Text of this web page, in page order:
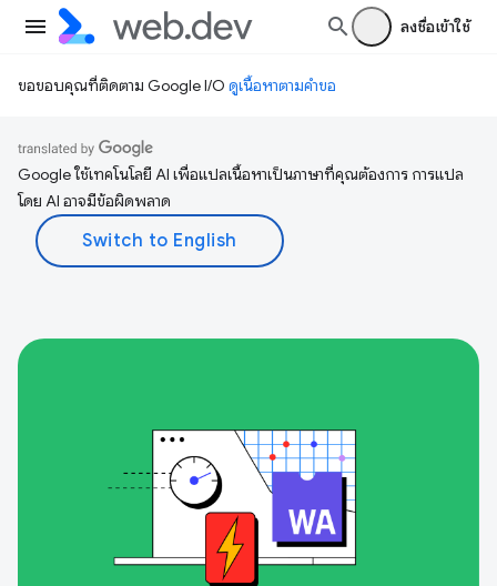
ลงชื่อเข้าใช้
ขอขอบคุณที่ติดตาม Google I/O ดูเนื้อหาตามคำขอ
Google ใช้เทคโนโลยี AI เพื่อแปลเนื้อหาเป็นภาษาที่คุณต้องการ การแปล
โดย AI อาจมีข้อผิดพลาด